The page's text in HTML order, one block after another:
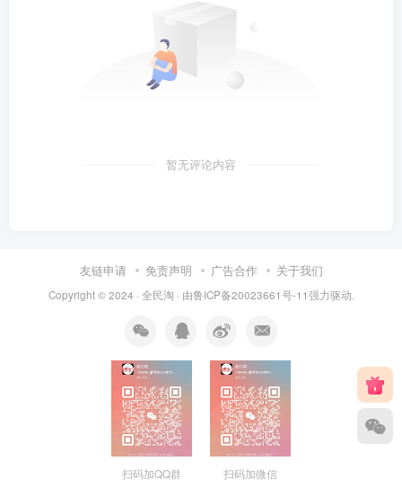
暂无评论内容
友链申请 免责声明 广告合作 关于我们
Copyright © 2024 · 全民淘 · 由鲁ICP备20023661号-11强力驱动.
扫码加QQ群 扫码加微信